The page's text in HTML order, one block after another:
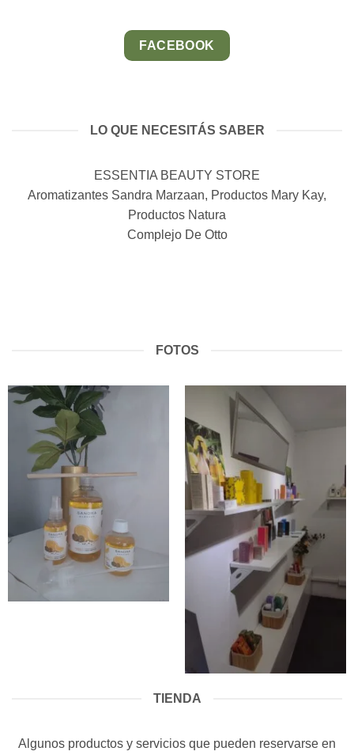
FACEBOOK
LO QUE NECESITÁS SABER
ESSENTIA BEAUTY STORE
Aromatizantes Sandra Marzaan, Productos Mary Kay,
Productos Natura
Complejo De Otto
FOTOS
TIENDA
Algunos productos y servicios que pueden reservarse en